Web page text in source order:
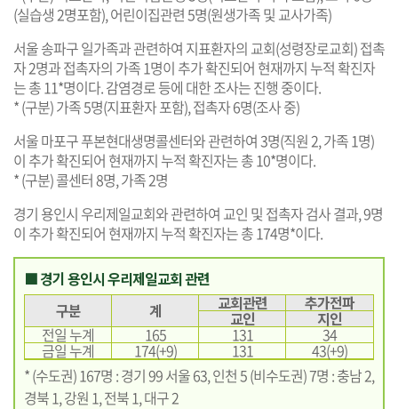
(실습생 2명포함), 어린이집관련 5명(원생가족 및 교사가족)
서울 송파구 일가족과 관련하여 지표환자의 교회(성령장로교회) 접촉
자 2명과 접촉자의 가족 1명이 추가 확진되어 현재까지 누적 확진자
는 총 11*명이다. 감염경로 등에 대한 조사는 진행 중이다.
* (구분) 가족 5명(지표환자 포함), 접촉자 6명(조사 중)
서울 마포구 푸본현대생명콜센터와 관련하여 3명(직원 2, 가족 1명)
이 추가 확진되어 현재까지 누적 확진자는 총 10*명이다.
* (구분) 콜센터 8명, 가족 2명
경기 용인시 우리제일교회와 관련하여 교인 및 접촉자 검사 결과, 9명
이 추가 확진되어 현재까지 누적 확진자는 총 174명*이다.
■ 경기 용인시 우리제일교회 관련
구분
계 교회관련 추가전파
교인 지인
전일 누계 165 131 34
금일 누계 174(+9) 131
43(+9)
* (수도권) 167명 : 경기 99 서울 63, 인천 5 (비수도권) 7명 : 충남 2,
경북 1, 강원 1, 전북 1, 대구 2